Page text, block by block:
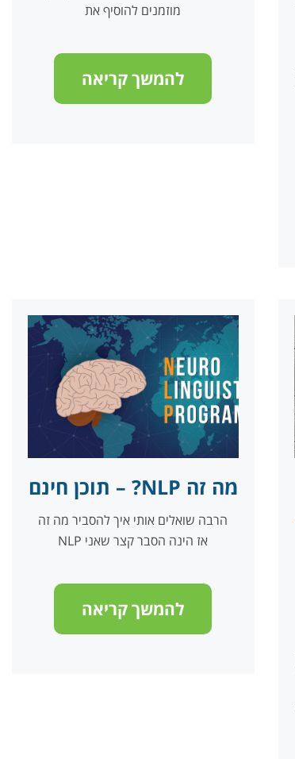
מוזמנים להוסיף את
להמשך קריאה
מה זה NLP? – תוכן חינם
הרבה שואלים אותי איך להסביר מה זה
NLP אז הינה הסבר קצר שאני
להמשך קריאה